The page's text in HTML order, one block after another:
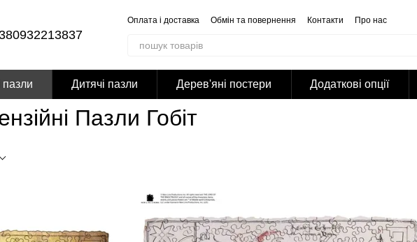
Оплата і доставка Обмін та повернення Контакти
Про нас
Публічна оферта
Дитячі пазли Дерев'яні постери Додаткові опції
Пазли Гобіт